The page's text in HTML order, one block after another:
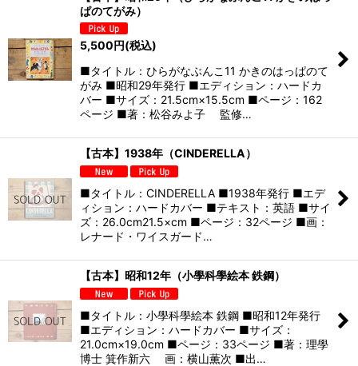
ぱのてがみ）
5,500 円(税込)
■タイトル：ひらがなぶんこ11 かきのはっぱのて
がみ ■昭和29年発行 ■エディション：ハードカ
バー ■サイズ：21.5cm×15.5cm ■ページ：162
ページ ■著：松谷みよ子 監修…
【古本】1938年（CINDERELLA）
■タイトル：CINDERELLA ■1938年発行 ■エデ
ィション：ハードカバー ■テキスト：英語 ■サイ
ズ：26.0cm21.5×cm ■ページ：32ページ ■画：
レナード・ワイスガード…
【古本】昭和12年（小學科學絵本 鉄鋼）
■タイトル：小學科學絵本 鉄鋼 ■昭和12年発行
■エディション：ハードカバー ■サイズ：
21.0cm×19.0cm ■ページ：33ページ ■著：理學
博士 箕作新六 画：横山薫次 ■出…